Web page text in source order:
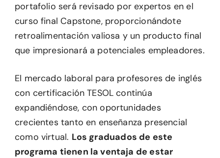
portafolio será revisado por expertos en el
curso final Capstone, proporcionándote
retroalimentación valiosa y un producto final
que impresionará a potenciales empleadores.
El mercado laboral para profesores de inglés
con certificación TESOL continúa
expandiéndose, con oportunidades
crecientes tanto en enseñanza presencial
como virtual. Los graduados de este
programa tienen la ventaja de estar